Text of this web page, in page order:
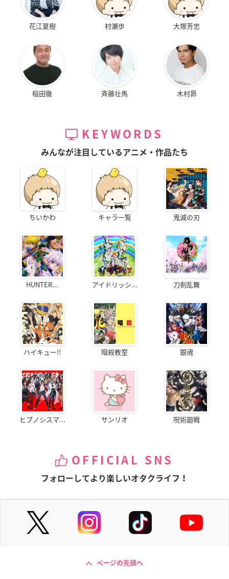
花江夏樹 村瀬歩 大塚芳忠
稲田徹 斉藤壮馬 木村昴
KEYWORDS
みんなが注目しているアニメ・作品たち
ちいかわ キャラ一覧 鬼滅の刃
HUNTER... アイドリッシ... 刀剣乱舞
ハイキュー!! 暗殺教室 銀魂
ヒプノシスマ... サンリオ 呪術廻戦
OFFICIAL SNS
フォローしてより楽しいオタクライフ！
ページの先頭へ